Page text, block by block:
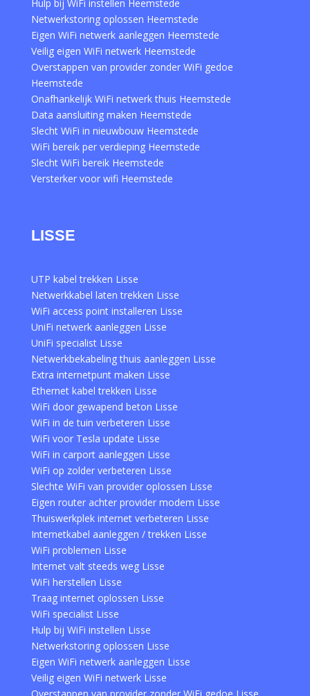
Hulp bij WiFi instellen Heemstede
Netwerkstoring oplossen Heemstede
Eigen WiFi netwerk aanleggen Heemstede
Veilig eigen WiFi netwerk Heemstede
Overstappen van provider zonder WiFi gedoe
Heemstede
Onafhankelijk WiFi netwerk thuis Heemstede
Data aansluiting maken Heemstede
Slecht WiFi in nieuwbouw Heemstede
WiFi bereik per verdieping Heemstede
Slecht WiFi bereik Heemstede
Versterker voor wifi Heemstede
LISSE
UTP kabel trekken Lisse
Netwerkkabel laten trekken Lisse
WiFi access point installeren Lisse
UniFi netwerk aanleggen Lisse
UniFi specialist Lisse
Netwerkbekabeling thuis aanleggen Lisse
Extra internetpunt maken Lisse
Ethernet kabel trekken Lisse
WiFi door gewapend beton Lisse
WiFi in de tuin verbeteren Lisse
WiFi voor Tesla update Lisse
WiFi in carport aanleggen Lisse
WiFi op zolder verbeteren Lisse
Slechte WiFi van provider oplossen Lisse
Eigen router achter provider modem Lisse
Thuiswerkplek internet verbeteren Lisse
Internetkabel aanleggen / trekken Lisse
WiFi problemen Lisse
Internet valt steeds weg Lisse
WiFi herstellen Lisse
Traag internet oplossen Lisse
WiFi specialist Lisse
Hulp bij WiFi instellen Lisse
Netwerkstoring oplossen Lisse
Eigen WiFi netwerk aanleggen Lisse
Veilig eigen WiFi netwerk Lisse